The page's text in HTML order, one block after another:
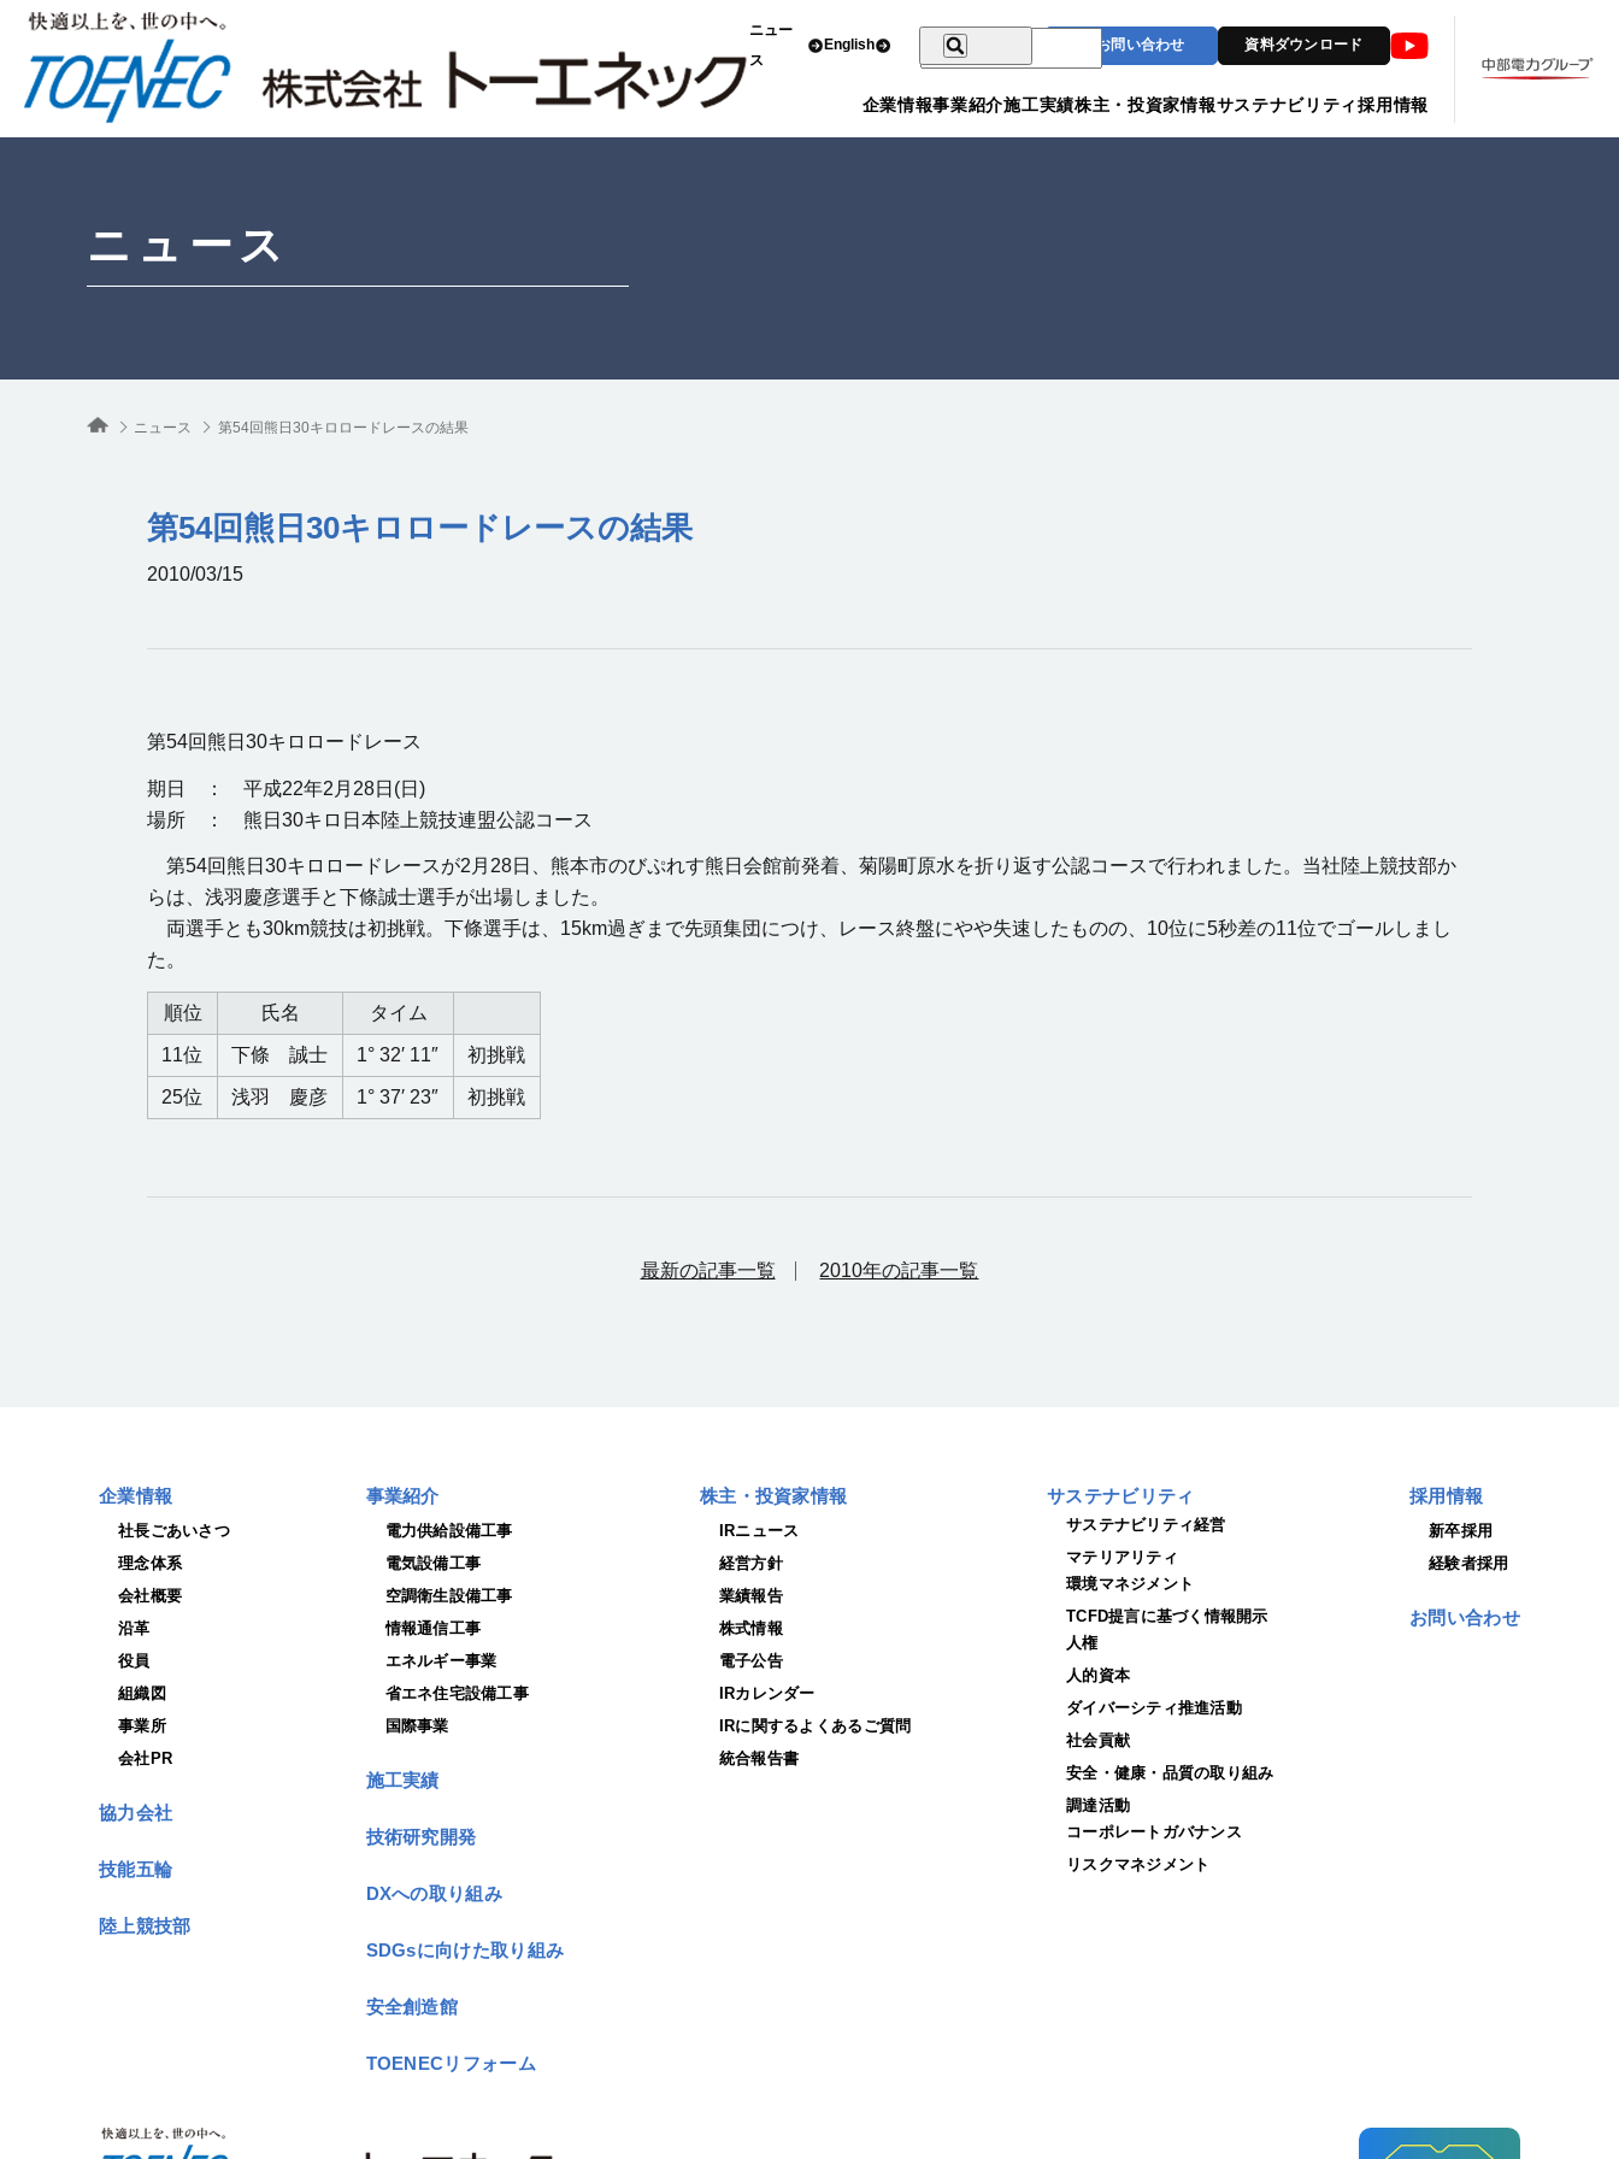
ニュー
ス
English お問い合わせ 資料ダウンロード
企業情報事業紹介施工実績株主・投資家情報サステナビリティ採用情報
ニュース
ニュース 第54回熊日30キロロードレースの結果
第54回熊日30キロロードレースの結果
2010/03/15
第54回熊日30キロロードレース
期日 ： 平成22年2月28日(日)
場所 ： 熊日30キロ日本陸上競技連盟公認コース
第54回熊日30キロロードレースが2月28日、熊本市のびぷれす熊日会館前発着、菊陽町原水を折り返す公認コースで行われました。当社陸上競技部か
らは、浅羽慶彦選手と下條誠士選手が出場しました。
両選手とも30km競技は初挑戦。下條選手は、15km過ぎまで先頭集団につけ、レース終盤にやや失速したものの、10位に5秒差の11位でゴールしまし
た。
順位 氏名 タイム
11位 下條 誠士 1° 32′ 11″ 初挑戦
25位 浅羽 慶彦 1° 37′ 23″ 初挑戦
最新の記事一覧 2010年の記事一覧
企業情報
社長ごあいさつ
理念体系
会社概要
沿革
役員
組織図
事業所
会社PR
協力会社
技能五輪
陸上競技部
事業紹介
電力供給設備工事
電気設備工事
空調衛生設備工事
情報通信工事
エネルギー事業
省エネ住宅設備工事
国際事業
施工実績
技術研究開発
DXへの取り組み
SDGsに向けた取り組み
安全創造館
TOENECリフォーム
株主・投資家情報
IRニュース
経営方針
業績報告
株式情報
電子公告
IRカレンダー
IRに関するよくあるご質問
統合報告書
サステナビリティ
サステナビリティ経営
マテリアリティ
環境マネジメント
TCFD提言に基づく情報開示
人権
人的資本
ダイバーシティ推進活動
社会貢献
安全・健康・品質の取り組み
調達活動
コーポレートガバナンス
リスクマネジメント
採用情報
新卒採用
経験者採用
お問い合わせ